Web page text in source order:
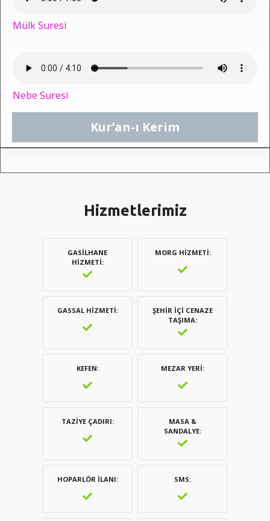
Mülk Suresi
Nebe Suresi
Kur’an-ı Kerim
Hizmetlerimiz
GASILHANE
HIZMETI
MORG HIZMETI
GASSAL HIZMETI
ŞEHIR İÇI CENAZE
TAŞIMA
KEFEN MEZAR YERI
TAZIYE ÇADIRI
MASA &
SANDALYE
HOPARLÖR İLANI SMS